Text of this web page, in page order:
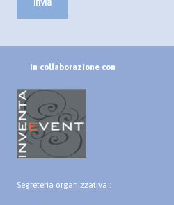
In collaborazione con
Segreteria organizzativa :